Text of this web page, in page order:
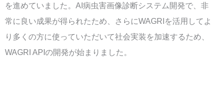
を進めていました。AI病虫害画像診断システム開発で、非
常に良い成果が得られたため、さらにWAGRIを活用してよ
り多くの方に使っていただいて社会実装を加速するため、
WAGRI APIの開発が始まりました。